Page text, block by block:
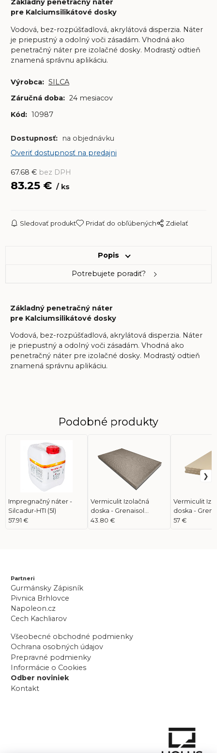
Základný penetračný náter
pre Kalciumsilikátové dosky
Vodová, bez-rozpúšťadlová, akrylátová disperzia. Náter
je priepustný a odolný voči zásadám. Vhodná ako
penetračný náter pre izolačné dosky. Modrastý odtieň
znamená správnu aplikáciu.
Výrobca: SILCA
Záručná doba: 24 mesiacov
Kód: 10987
Dostupnosť:
na objednávku
Overiť dostupnosť na predajni
67.68 € bez DPH
83.25€ ks
Sledovať produkt Pridať do obľúbených Zdielať
Popis
Potrebujete poradiť?
Základný penetračný náter
pre Kalciumsilikátové dosky
Vodová, bez-rozpúšťadlová, akrylátová disperzia. Náter
je priepustný a odolný voči zásadám. Vhodná ako
penetračný náter pre izolačné dosky. Modrastý odtieň
znamená správnu aplikáciu.
Podobné produkty
Impregnačný náter -
Silcadur-HTI (5l)
57.91 €
Vermiculit Izolačná
doska - Grenaisol
(1000x610x40)
43.80 €
Vermiculit
doska -
57 €
Partneri
Gurmánsky Zápisník
Pivnica Brhlovce
Napoleon.cz
Cech Kachliarov
Všeobecné obchodné podmienky
Ochrana osobných údajov
Prepravné podmienky
Informácie o Cookies
Odber noviniek
Kontakt